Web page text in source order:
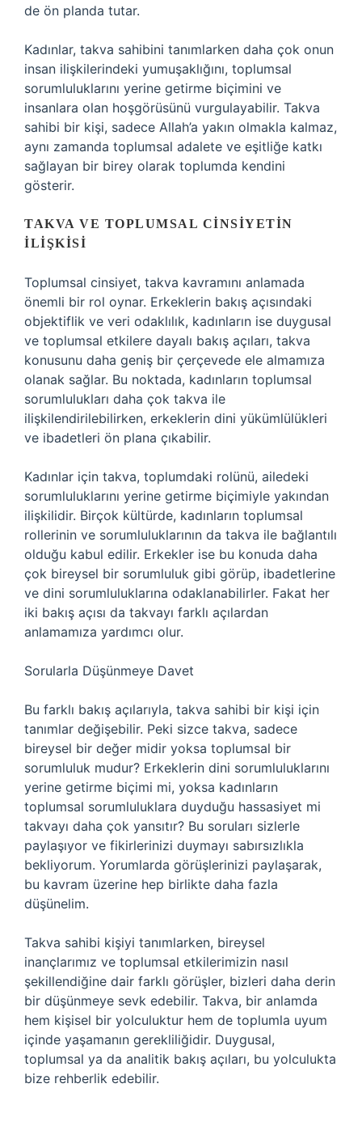
de ön planda tutar.
Kadınlar, takva sahibini tanımlarken daha çok onun
insan ilişkilerindeki yumuşaklığını, toplumsal
sorumluluklarını yerine getirme biçimini ve
insanlara olan hoşgörüsünü vurgulayabilir. Takva
sahibi bir kişi, sadece Allah’a yakın olmakla kalmaz,
aynı zamanda toplumsal adalete ve eşitliğe katkı
sağlayan bir birey olarak toplumda kendini
gösterir.
TAKVA VE TOPLUMSAL CINSIYETIN
İLIŞKISI
Toplumsal cinsiyet, takva kavramını anlamada
önemli bir rol oynar. Erkeklerin bakış açısındaki
objektiflik ve veri odaklılık, kadınların ise duygusal
ve toplumsal etkilere dayalı bakış açıları, takva
konusunu daha geniş bir çerçevede ele almamıza
olanak sağlar. Bu noktada, kadınların toplumsal
sorumlulukları daha çok takva ile
ilişkilendirilebilirken, erkeklerin dini yükümlülükleri
ve ibadetleri ön plana çıkabilir.
Kadınlar için takva, toplumdaki rolünü, ailedeki
sorumluluklarını yerine getirme biçimiyle yakından
ilişkilidir. Birçok kültürde, kadınların toplumsal
rollerinin ve sorumluluklarının da takva ile bağlantılı
olduğu kabul edilir. Erkekler ise bu konuda daha
çok bireysel bir sorumluluk gibi görüp, ibadetlerine
ve dini sorumluluklarına odaklanabilirler. Fakat her
iki bakış açısı da takvayı farklı açılardan
anlamamıza yardımcı olur.
Sorularla Düşünmeye Davet
Bu farklı bakış açılarıyla, takva sahibi bir kişi için
tanımlar değişebilir. Peki sizce takva, sadece
bireysel bir değer midir yoksa toplumsal bir
sorumluluk mudur? Erkeklerin dini sorumluluklarını
yerine getirme biçimi mi, yoksa kadınların
toplumsal sorumluluklara duyduğu hassasiyet mi
takvayı daha çok yansıtır? Bu soruları sizlerle
paylaşıyor ve fikirlerinizi duymayı sabırsızlıkla
bekliyorum. Yorumlarda görüşlerinizi paylaşarak,
bu kavram üzerine hep birlikte daha fazla
düşünelim.
Takva sahibi kişiyi tanımlarken, bireysel
inançlarımız ve toplumsal etkilerimizin nasıl
şekillendiğine dair farklı görüşler, bizleri daha derin
bir düşünmeye sevk edebilir. Takva, bir anlamda
hem kişisel bir yolculuktur hem de toplumla uyum
içinde yaşamanın gerekliliğidir. Duygusal,
toplumsal ya da analitik bakış açıları, bu yolculukta
bize rehberlik edebilir.